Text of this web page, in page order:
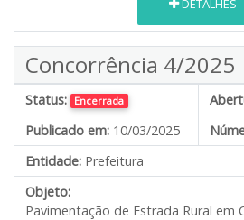
DETALHES
Concorrência 4/2025
Status: Encerrada
Publicado em: 10/03/2025
Entidade: Prefeitura
Objeto:
Pavimentação de Estrada Rural em